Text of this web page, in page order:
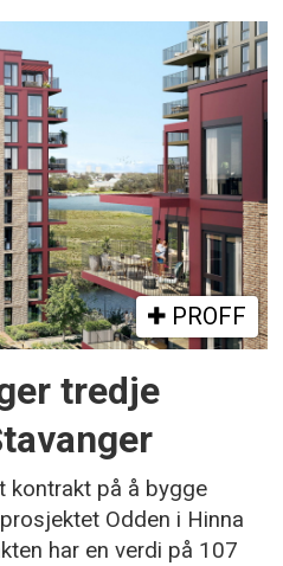
PROFF
tredje
kontrakt på å bygge
Odden i Hinna
har en verdi på 107